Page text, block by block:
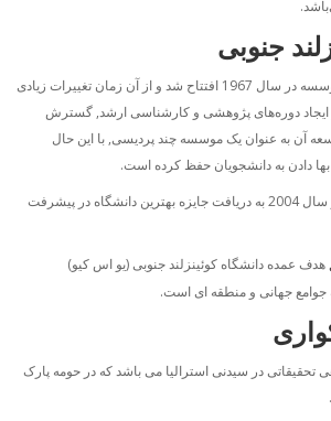
جنوبی
موسسه در سال 1967 افتتاح شد و از آن زمان تغییرات زیادی
ایجاد دوره‌های پژوهشی و کارشناسی ارشد, گسترش
آن به عنوان یک موسسه چند پردیسی, با این حال
دادن به دانشجویان حفظ کرده است.
دانشگاه کوئینزلند جنوبی در سال 2004 به دریافت جایزه بهترین دانشگاه در پیشرفت
هدف عمده دانشگاه کوئینزلند جنوبی (یو اس کیو)
جهانی و منطقه ای است.
تحقیقاتی در سیدنی استرالیا می باشد که در حومه پارک